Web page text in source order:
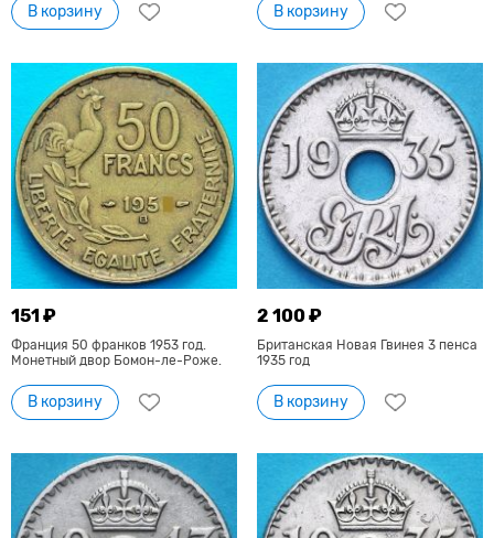
В корзину В корзину
151 ₽
Франция 50 франков 1953 год.
Монетный двор Бомон-ле-Роже.
В корзину
2 100 ₽
Британская Новая Гвинея 3 пенса
1935 год
В корзину